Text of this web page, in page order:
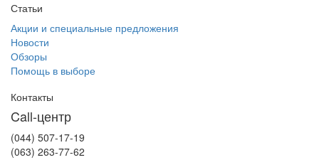
Статьи
Акции и специальные предложения
Новости
Обзоры
Помощь в выборе
Контакты
Call-центр
(044) 507-17-19
(063) 263-77-62